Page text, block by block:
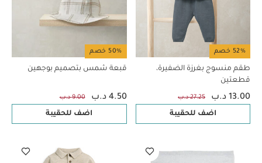
52% خصم
طقم منسوج بغرزة الضفيرة،
قطعتين
13.00 د.ب 27.25 د.ب
اضف للحقيبة
50% خصم
قبعة شمس بتصميم بوجهين
4.50 د.ب 9.00 د.ب
اضف للحقيبة